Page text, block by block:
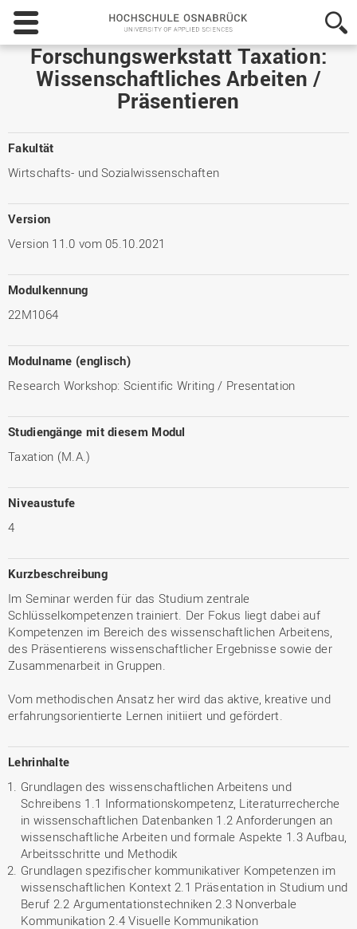
Hochschule
Osnabrück
-
University
of
Forschungswerkstatt Taxation:
Wissenschaftliches Arbeiten /
Präsentieren
Fakultät
Wirtschafts- und Sozialwissenschaften
Version
Version 11.0 vom 05.10.2021
Modulkennung
22M1064
Modulname (englisch)
Research Workshop: Scientific Writing / Presentation
Studiengänge mit diesem Modul
Taxation (M.A.)
Niveaustufe
4
Kurzbeschreibung
Im Seminar werden für das Studium zentrale
Schlüsselkompetenzen trainiert. Der Fokus liegt dabei auf
Kompetenzen im Bereich des wissenschaftlichen Arbeitens,
des Präsentierens wissenschaftlicher Ergebnisse sowie der
Zusammenarbeit in Gruppen.
Vom methodischen Ansatz her wird das aktive, kreative und
erfahrungsorientierte Lernen initiiert und gefördert.
Lehrinhalte
Grundlagen des wissenschaftlichen Arbeitens und
Schreibens 1.1 Informationskompetenz, Literaturrecherche
in wissenschaftlichen Datenbanken 1.2 Anforderungen an
wissenschaftliche Arbeiten und formale Aspekte 1.3 Aufbau,
Arbeitsschritte und Methodik
Grundlagen spezifischer kommunikativer Kompetenzen im
wissenschaftlichen Kontext 2.1 Präsentation in Studium und
Beruf 2.2 Argumentationstechniken 2.3 Nonverbale
Kommunikation 2.4 Visuelle Kommunikation